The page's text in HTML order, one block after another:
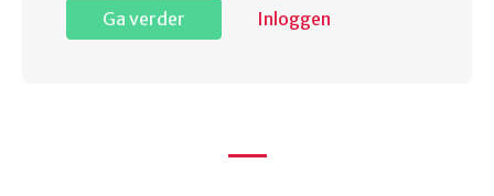
Ga verder Inloggen